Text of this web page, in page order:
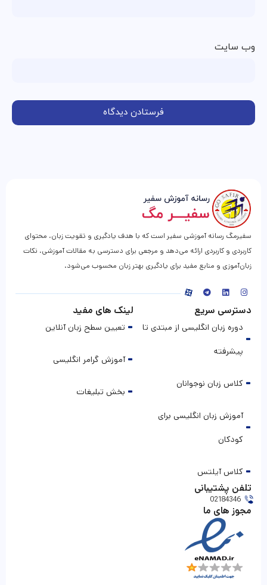
وب‌ سایت
سفیرمگ رسانه آموزشی سفیر است که با هدف یادگیری و تقویت زبان، محتوای
کاربردی و کاربردی ارائه می‌دهد و مرجعی برای دسترسی به مقالات آموزشی، نکات
زبان‌آموزی و منابع مفید برای یادگیری بهتر زبان محسوب می‌شود.
دسترسی سریع
دوره زبان انگلیسی از مبتدی تا
پیشرفته
کلاس زبان نوجوانان
آموزش زبان انگلیسی برای
کودکان
کلاس آیلتس
لینک های مفید
تعیین سطح زبان آنلاین
آموزش گرامر انگلیسی
بخش تبلیغات
تلفن پشتیبانی
02184346
مجوز های ما